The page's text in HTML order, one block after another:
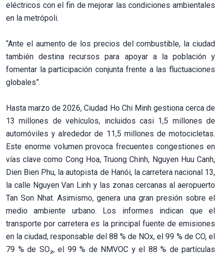
eléctricos con el fin de mejorar las condiciones ambientales
en la metrópoli.
“Ante el aumento de los precios del combustible, la ciudad
también destina recursos para apoyar a la población y
fomentar la participación conjunta frente a las fluctuaciones
globales”.
Hasta marzo de 2026, Ciudad Ho Chi Minh gestiona cerca de
13 millones de vehículos, incluidos casi 1,5 millones de
automóviles y alrededor de 11,5 millones de motocicletas.
Este enorme volumen provoca frecuentes congestiones en
vías clave como Cong Hoa, Truong Chinh, Nguyen Huu Canh,
Dien Bien Phu, la autopista de Hanói, la carretera nacional 13,
la calle Nguyen Van Linh y las zonas cercanas al aeropuerto
Tan Son Nhat. Asimismo, genera una gran presión sobre el
medio ambiente urbano. Los informes indican que el
transporte por carretera es la principal fuente de emisiones
en la ciudad, responsable del 88 % de NOx, el 99 % de CO, el
79 % de SO₂, el 99 % de NMVOC y el 88 % de partículas